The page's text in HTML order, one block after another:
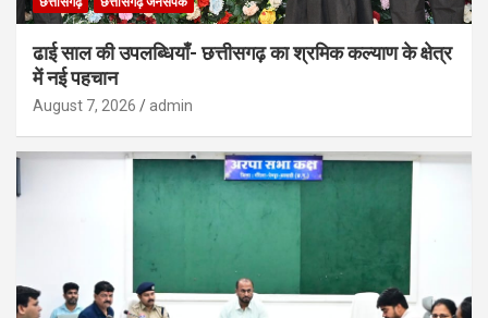
ढाई साल की उपलब्धियाँ- छत्तीसगढ़ का श्रमिक कल्याण के क्षेत्र
में नई पहचान
August 7, 2026 admin